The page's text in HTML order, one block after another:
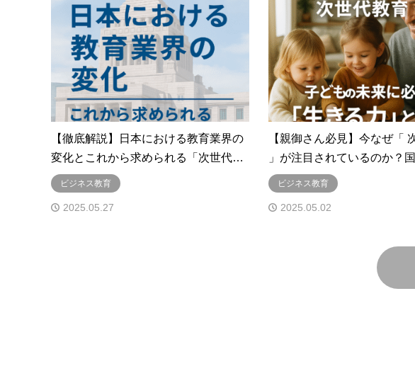
【徹底解説】日本における教育業界の
変化とこれから求められる「次世代…
ビジネス教育
2025.05.27
【親御さん必見】今なぜ「
」が注目されているのか？
ビジネス教育
2025.05.02